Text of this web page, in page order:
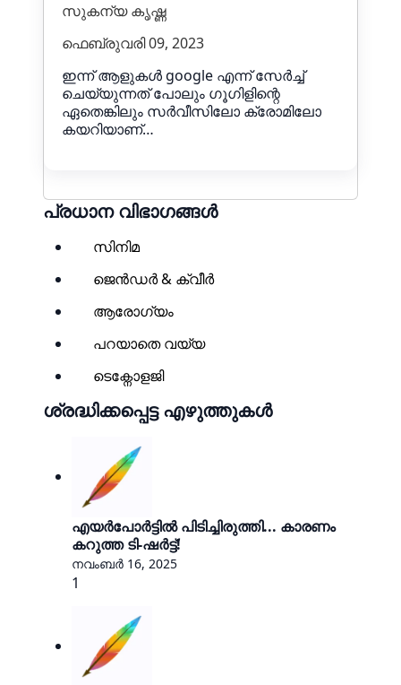
സുകന്യ കൃഷ്ണ
ഫെബ്രുവരി 09, 2023
ഇന്ന് ആളുകൾ google എന്ന് സേർച്ച്
ചെയ്യുന്നത് പോലും ഗൂഗിളിന്റെ
ഏതെങ്കിലും സർവീസിലോ ക്രോമിലോ
കയറിയാണ്…
പ്രധാന വിഭാഗങ്ങൾ
സിനിമ
ജെൻഡർ & ക്വീർ
ആരോഗ്യം
പറയാതെ വയ്യ
ടെക്നോളജി
ശ്രദ്ധിക്കപ്പെട്ട എഴുത്തുകൾ
എയർപോർട്ടിൽ പിടിച്ചിരുത്തി... കാരണം
കറുത്ത ടി-ഷർട്ട്!
നവംബർ 16, 2025
1